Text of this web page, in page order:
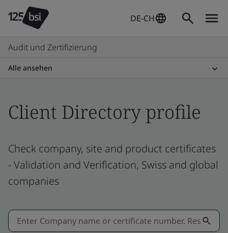
DE-CH
Audit und Zertifizierung
Alle ansehen
Client Directory profile
Check company, site and product certificates
- Validation and Verification, Swiss and global
companies